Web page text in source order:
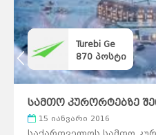
Turebi Ge
870 პოსტი
სამთო კურორტებზე
დაიწყოს
15 იანვარი 2016